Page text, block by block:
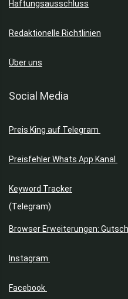
Haftungsausschluss
Redaktionelle Richtlinien
Über uns
Social Media
Preis King auf Telegram
Preisfehler Whats App Kanal
Keyword Tracker
(Telegram)
Browser Erweiterungen:
Instagram
Facebook